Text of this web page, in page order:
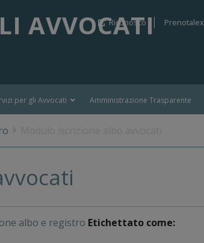
AVVOCATI
Riconosco Prenotalex
per gli Avvocati Amministrazione Trasparente
albo e registro Etichettato come: